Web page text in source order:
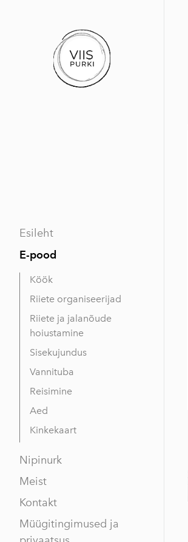
Esileht
E-pood
Köök
Riiete organiseerijad
Riiete ja jalanõude
hoiustamine
Sisekujundus
Vannituba
Reisimine
Aed
Kinkekaart
Nipinurk
Meist
Kontakt
Müügitingimused ja